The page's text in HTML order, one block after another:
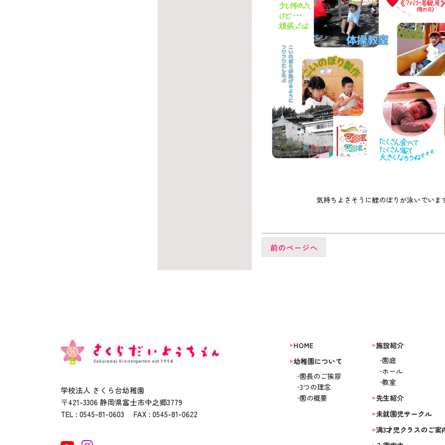
気持ちよさそうに鯉のぼりが泳いでいま
前のページへ
学校法人 さくら台幼稚園
〒421-3306 静岡県富士市中之郷3779
TEL : 0545-81-0603 FAX : 0545-81-0622
HOME
幼稚園について
園長のご挨拶
3つの理念
園の概要
施設紹介
園庭
ホール
教室
先生紹介
未就園児サークル
満3才児クラスのご案